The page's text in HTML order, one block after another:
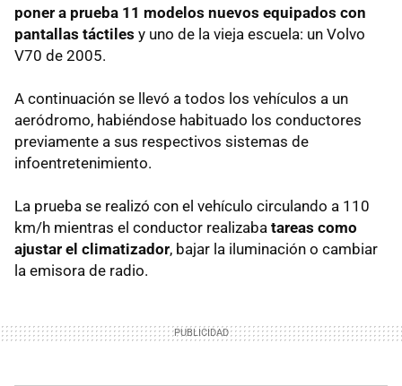
poner a prueba 11 modelos nuevos equipados con
pantallas táctiles y uno de la vieja escuela: un Volvo
V70 de 2005.
A continuación se llevó a todos los vehículos a un
aeródromo, habiéndose habituado los conductores
previamente a sus respectivos sistemas de
infoentretenimiento.
La prueba se realizó con el vehículo circulando a 110
km/h mientras el conductor realizaba tareas como
ajustar el climatizador, bajar la iluminación o cambiar
la emisora de radio.